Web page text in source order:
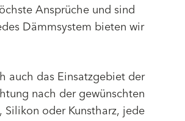
Ansprüche und sind
Dämmsystem bieten wir
auch das Einsatzgebiet der
nach der gewünschten
oder Kunstharz, jede